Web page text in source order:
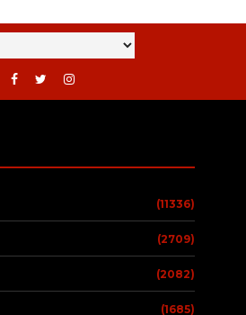
(11336)
(2709)
(2082)
(1685)